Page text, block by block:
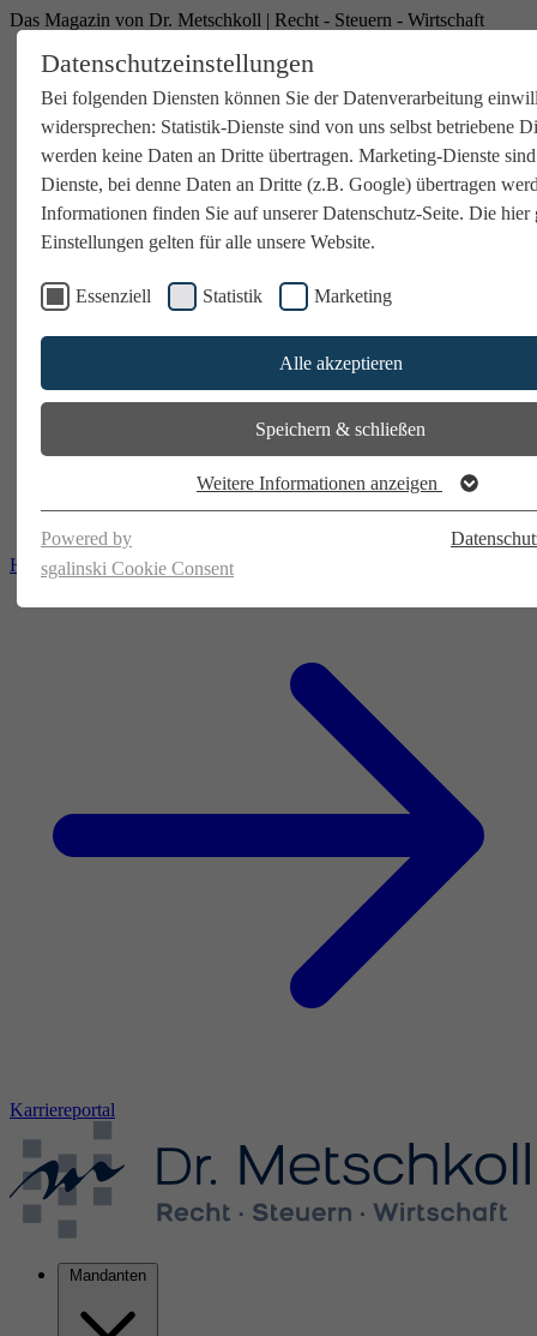
Datenschutzeinstellungen
Bei folgenden Diensten können Sie der Datenverarbeitung
widersprechen: Statistik-Dienste sind von uns selbst betriebene
werden keine Daten an Dritte übertragen. Marketing-Dienste
Dienste, bei denne Daten an Dritte (z.B. Google) übertragen
Informationen finden Sie auf unserer Datenschutz-Seite. Die hier
Einstellungen gelten für alle unsere Website.
Essenziell Statistik Marketing
Alle akzeptieren
Speichern & schließen
Weitere Informationen anzeigen
Powered by
sgalinski Cookie Consent
Das Magazin von Dr. Metschkoll | Recht - Steuern - Wirtschaft
Homepage
Karriereportal
Mandanten